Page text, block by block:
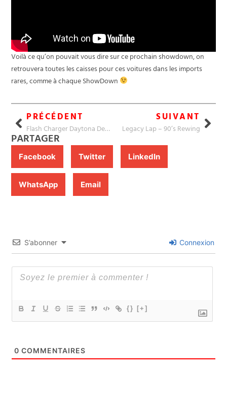
Voilà ce qu’on pouvait vous dire sur ce prochain showdown, on
retrouvera toutes les caisses pour ces voitures dans les imports
rares, comme à chaque ShowDown
PRÉCÉDENT
Flash Charger Daytona Demon
SUIVANT
Legacy Lap – 90’s Rewing
PARTAGER
Facebook Twitter LinkedIn
WhatsApp Email
S’abonner Connexion
{} [+]
0 COMMENTAIRES